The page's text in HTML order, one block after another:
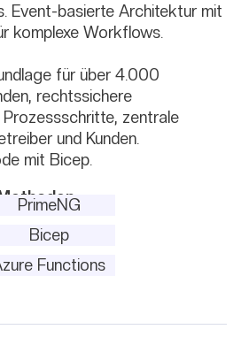
Event-basierte Architektur mit
komplexe Workflows.
für über 4.000
rechtssichere
zentrale
und Kunden.
mit Bicep.
PrimeNG
Bicep
Functions